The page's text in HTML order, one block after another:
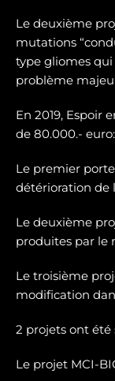
Le deuxième
mutations
type gliomes qui
problème
En 2019, Espoir
de 80.000.- euro:
Le premier
détérioration de
Le deuxième
produites par le
Le troisième
modification
2 projets ont été
Le projet MCI-